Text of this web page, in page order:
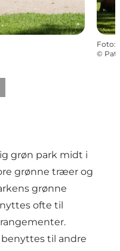
Foto:
©
billede
grøn park midt i
grønne træer og
grønne
ofte til
benyttes til andre